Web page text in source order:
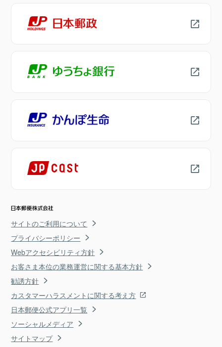
サイトのご利用について
プライバシーポリシー
Webアクセシビリティ方針
お客さま本位の業務運営に関する基本方針
勧誘方針
カスタマーハラスメントに関する考え方
日本郵便公式アプリ一覧
ソーシャルメディア
サイトマップ